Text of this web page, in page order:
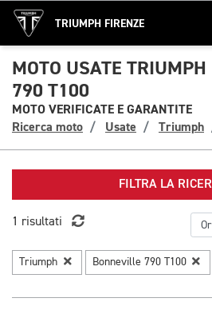
TRIUMPH FIRENZE
MOTO USATE
790 T100
MOTO VERIFICATE E GARANTITE
Ricerca moto
Usate Triumph
FILTRA LA
1 risultati
Triumph Bonneville 790 T100